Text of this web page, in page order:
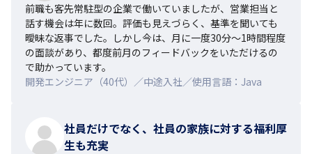
前職も客先常駐型の企業で働いていましたが、営業担当と
話す機会は年に数回。評価も見えづらく、基準を聞いても
曖昧な返事でした。しかし今は、月に一度30分～1時間程度
の面談があり、都度前月のフィードバックをいただけるの
で助かっています。
開発エンジニア（40代）／中途入社／使用言語：Java
社員だけでなく、社員の家族に対する福利厚
生も充実